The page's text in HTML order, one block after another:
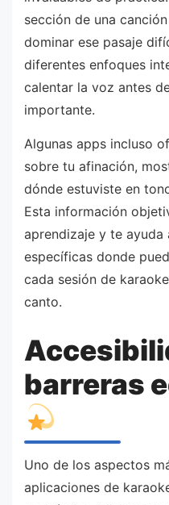
sección de una
dominar ese pasaje
diferentes enfoques
calentar la voz antes
importante.
Algunas apps incluso
sobre tu afinación,
dónde estuviste en
Esta información
aprendizaje y te ayuda
específicas donde
cada sesión de
canto.
barreras
Uno de los aspectos
aplicaciones de